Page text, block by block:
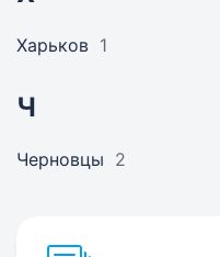
Харьков 1
Ч
Черновцы 2